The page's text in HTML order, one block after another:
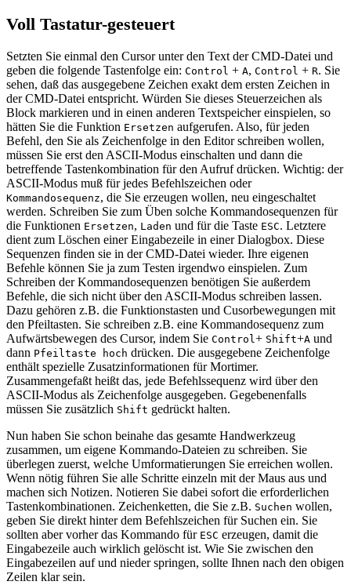
Voll Tastatur-gesteuert
Setzten Sie einmal den Cursor unter den Text der CMD-Datei und
geben die folgende Tastenfolge ein: Control + A, Control + R. Sie
sehen, daß das ausgegebene Zeichen exakt dem ersten Zeichen in
der CMD-Datei entspricht. Würden Sie dieses Steuerzeichen als
Block markieren und in einen anderen Textspeicher einspielen, so
hätten Sie die Funktion Ersetzen aufgerufen. Also, für jeden
Befehl, den Sie als Zeichenfolge in den Editor schreiben wollen,
müssen Sie erst den ASCII-Modus einschalten und dann die
betreffende Tastenkombination für den Aufruf drücken. Wichtig: der
ASCII-Modus muß für jedes Befehlszeichen oder
Kommandosequenz, die Sie erzeugen wollen, neu eingeschaltet
werden. Schreiben Sie zum Üben solche Kommandosequenzen für
die Funktionen Ersetzen, Laden und für die Taste ESC. Letztere
dient zum Löschen einer Eingabezeile in einer Dialogbox. Diese
Sequenzen finden sie in der CMD-Datei wieder. Ihre eigenen
Befehle können Sie ja zum Testen irgendwo einspielen. Zum
Schreiben der Kommandosequenzen benötigen Sie außerdem
Befehle, die sich nicht über den ASCII-Modus schreiben lassen.
Dazu gehören z.B. die Funktionstasten und Cusorbewegungen mit
den Pfeiltasten. Sie schreiben z.B. eine Kommandosequenz zum
Aufwärtsbewegen des Cursor, indem Sie Control+ Shift+A und
dann Pfeiltaste hoch drücken. Die ausgegebene Zeichenfolge
enthält spezielle Zusatzinformationen für Mortimer.
Zusammengefaßt heißt das, jede Befehlssequenz wird über den
ASCII-Modus als Zeichenfolge ausgegeben. Gegebenenfalls
müssen Sie zusätzlich Shift gedrückt halten.
Nun haben Sie schon beinahe das gesamte Handwerkzeug
zusammen, um eigene Kommando-Dateien zu schreiben. Sie
überlegen zuerst, welche Umformatierungen Sie erreichen wollen.
Wenn nötig führen Sie alle Schritte einzeln mit der Maus aus und
machen sich Notizen. Notieren Sie dabei sofort die erforderlichen
Tastenkombinationen. Zeichenketten, die Sie z.B. Suchen wollen,
geben Sie direkt hinter dem Befehlszeichen für Suchen ein. Sie
sollten aber vorher das Kommando für ESC erzeugen, damit die
Eingabezeile auch wirklich gelöscht ist. Wie Sie zwischen den
Eingabezeilen auf und nieder springen, sollte Ihnen nach den obigen
Zeilen klar sein.